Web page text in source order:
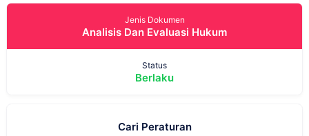
Jenis Dokumen
Analisis Dan Evaluasi Hukum
Status
Berlaku
Cari Peraturan